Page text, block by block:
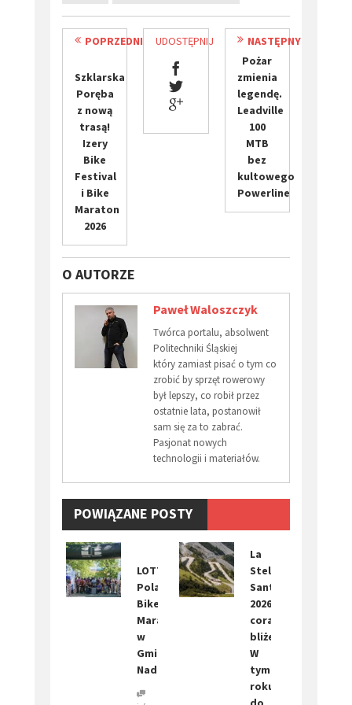
POPRZEDNI
Szklarska
Poręba
z nową
trasą!
Izery
Bike
Festival
i Bike
Maraton
2026
UDOSTĘPNIJ
NASTĘPNY
Pożar
zmienia
legendę.
Leadville
100
MTB
bez
kultowego
Powerline
O AUTORZE
Paweł Waloszczyk
Twórca portalu, absolwent
Politechniki Śląskiej
który zamiast pisać o tym co
zrobić by sprzęt rowerowy
był lepszy, co robił przez
ostatnie lata, postanowił
sam się za to zabrać.
Pasjonat nowych
technologii i materiałów.
POWIĄZANE POSTY
LOTTO
Poland
Bike
Marathon
w
Gminie
Nadarzyn
​La
Stelvio
Santini
2026
coraz
bliżej.
W
tym
roku